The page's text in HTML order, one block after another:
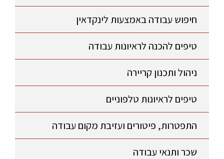
חיפוש עבודה באמצעות לינקדאין
טיפים להכנה לראיונות עבודה
ניהול ותכנון קריירה
טיפים לראיונות טלפוניים
התפטרות, פיטורים ועזיבת מקום עבודה
שכר ותנאי עבודה